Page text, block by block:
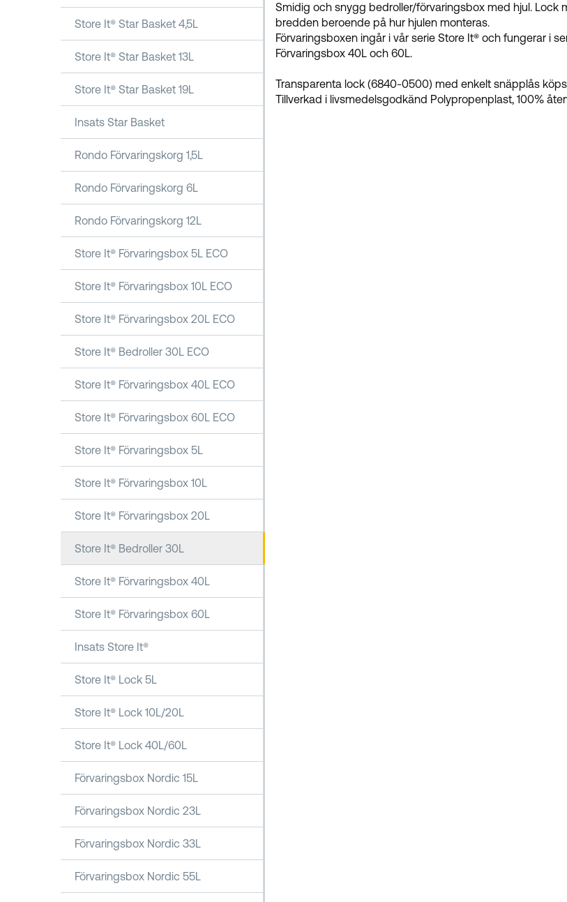
Store It® Star Basket 4,5L
Store It® Star Basket 13L
Store It® Star Basket 19L
Insats Star Basket
Rondo Förvaringskorg 1,5L
Rondo Förvaringskorg 6L
Rondo Förvaringskorg 12L
Store It® Förvaringsbox 5L ECO
Store It® Förvaringsbox 10L ECO
Store It® Förvaringsbox 20L ECO
Store It® Bedroller 30L ECO
Store It® Förvaringsbox 40L ECO
Store It® Förvaringsbox 60L ECO
Store It® Förvaringsbox 5L
Store It® Förvaringsbox 10L
Store It® Förvaringsbox 20L
Store It® Bedroller 30L
Store It® Förvaringsbox 40L
Store It® Förvaringsbox 60L
Insats Store It®
Store It® Lock 5L
Store It® Lock 10L/20L
Store It® Lock 40L/60L
Förvaringsbox Nordic 15L
Förvaringsbox Nordic 23L
Förvaringsbox Nordic 33L
Förvaringsbox Nordic 55L
Smidig och snygg bedroller/förvaringsbox med hjul.
bredden beroende på hur hjulen monteras.
Förvaringsboxen ingår i vår serie Store It® och fungerar i
Förvaringsbox 40L och 60L.
Transparenta lock (6840-0500) med enkelt snäpplås
Tillverkad i livsmedelsgodkänd Polypropenplast, 100%